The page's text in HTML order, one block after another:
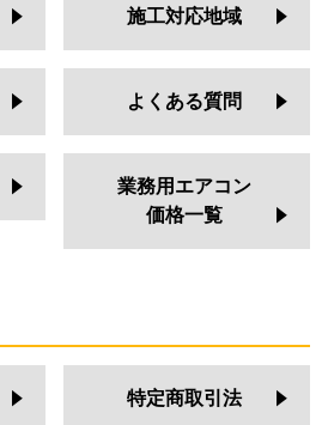
施工対応地域
よくある質問
業務用エアコン
価格一覧
特定商取引法